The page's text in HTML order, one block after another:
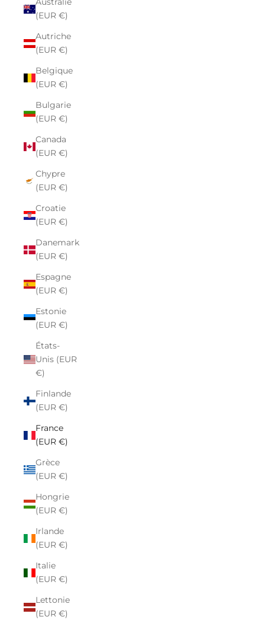
(EUR €)
Autriche
(EUR €)
Belgique
(EUR €)
Bulgarie
(EUR €)
Canada
(EUR €)
Chypre
(EUR €)
Croatie
(EUR €)
Danemark
(EUR €)
Espagne
(EUR €)
Estonie
(EUR €)
États-
Unis (EUR
€)
Finlande
(EUR €)
France
(EUR €)
Grèce
(EUR €)
Hongrie
(EUR €)
Irlande
(EUR €)
Italie
(EUR €)
Lettonie
(EUR €)